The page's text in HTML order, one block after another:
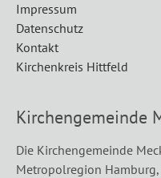
Impressum
Datenschutz
Kontakt
Kirchenkreis Hittfeld
Kirchengemeinde
Die Kirchengemeinde
Metropolregion